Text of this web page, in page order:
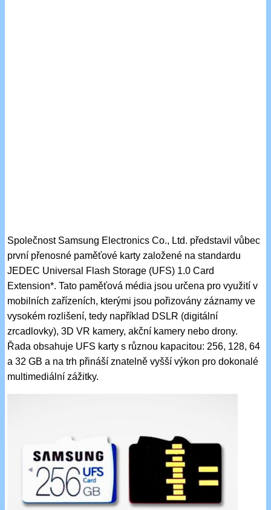
Společnost Samsung Electronics Co., Ltd. představil vůbec
první přenosné paměťové karty založené na standardu
JEDEC Universal Flash Storage (UFS) 1.0 Card
Extension*. Tato paměťová média jsou určena pro využití v
mobilních zařízeních, kterými jsou pořizovány záznamy ve
vysokém rozlišení, tedy například DSLR (digitální
zrcadlovky), 3D VR kamery, akční kamery nebo drony.
Řada obsahuje UFS karty s různou kapacitou: 256, 128, 64
a 32 GB a na trh přináší znatelně vyšší výkon pro dokonalé
multimediální zážitky.